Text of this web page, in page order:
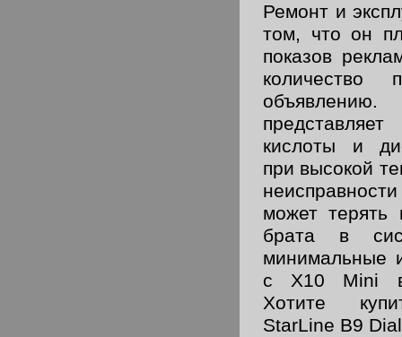
Ремонт и
том, что он
показов
количество
объявлению.
кислоты и
при высокой
мо­жет терять
брата в
минимальные
с X10 Mini
Хотите
StarLine B9